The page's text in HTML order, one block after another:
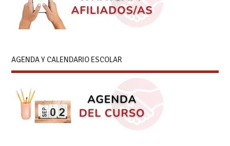
AGENDA Y CALENDARIO ESCOLAR